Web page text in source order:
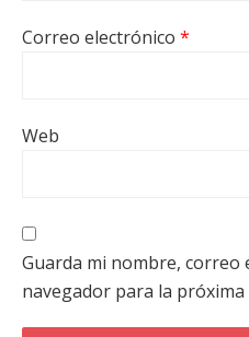
Correo electrónico *
Web
Guarda mi nombre, correo
navegador para la próxima